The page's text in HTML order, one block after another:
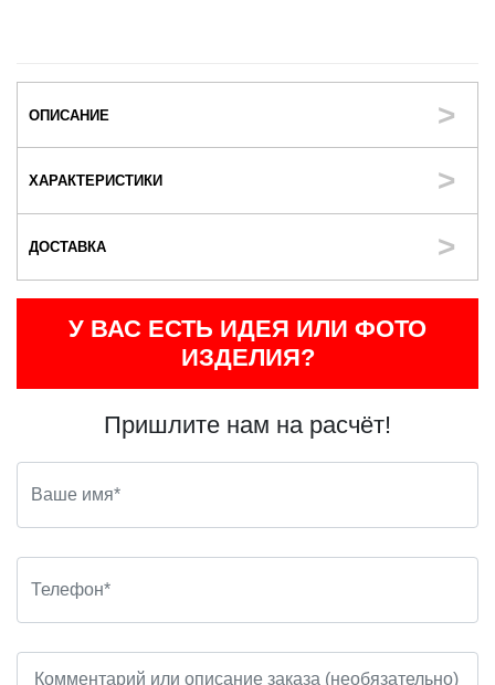
ОПИСАНИЕ
ХАРАКТЕРИСТИКИ
ДОСТАВКА
У ВАС ЕСТЬ ИДЕЯ ИЛИ ФОТО
ИЗДЕЛИЯ?
Пришлите нам на расчёт!